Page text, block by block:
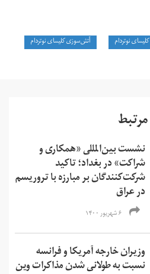
کلیسای نوتردام آتش‌سوزی کلیسای نوتردام
مرتبط
نشست بین‌المللی «‌همکاری و
شراکت» در بغداد؛ تاکید
شرکت‌کنندگان بر مبارزه با تروریسم
در عراق
۶ شهریور ۱۴۰۰
وزیران خارجه آمریکا و فرانسه
نسبت به طولانی شدن مذاکرات وین